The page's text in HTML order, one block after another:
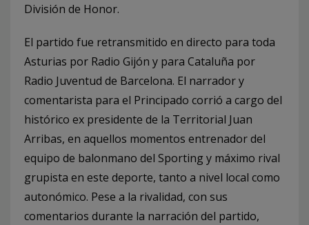
División de Honor.
El partido fue retransmitido en directo para toda
Asturias por Radio Gijón y para Cataluña por
Radio Juventud de Barcelona. El narrador y
comentarista para el Principado corrió a cargo del
histórico ex presidente de la Territorial Juan
Arribas, en aquellos momentos entrenador del
equipo de balonmano del Sporting y máximo rival
grupista en este deporte, tanto a nivel local como
autonómico. Pese a la rivalidad, con sus
comentarios durante la narración del partido,